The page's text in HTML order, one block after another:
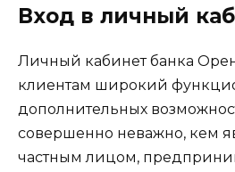
Вход в личный
Личный кабинет банка
клиентам широкий
дополнительных
совершенно неважно, кем
частным лицом,